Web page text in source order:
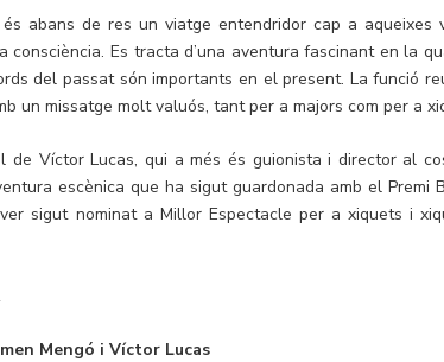
és abans de res un viatge entendridor cap a aqueixes
consciència. Es tracta d’una aventura fascinant en la
del passat són importants en el present. La funció
un missatge molt valuós, tant per a majors com per a
de Víctor Lucas, qui a més és guionista i director al
escènica que ha sigut guardonada amb el
sigut nominat a Millor Espectacle per a xiquets i
Mengó i Víctor Lucas